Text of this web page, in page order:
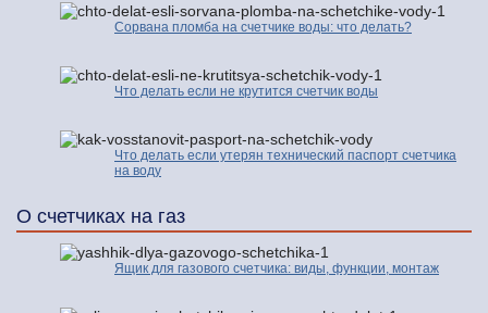
Сорвана пломба на счетчике воды: что делать?
Что делать если не крутится счетчик воды
Что делать если утерян технический паспорт счетчика
на воду
О счетчиках на газ
Ящик для газового счетчика: виды, функции, монтаж